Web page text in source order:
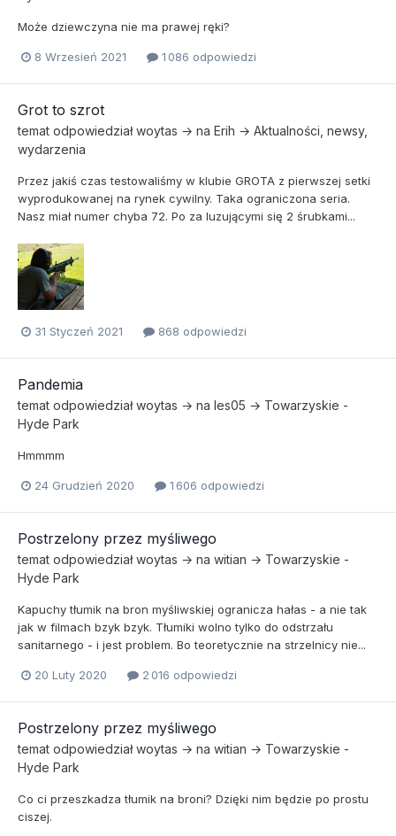
Może dziewczyna nie ma prawej ręki?
8 Wrzesień 2021 1 086 odpowiedzi
Grot to szrot
temat odpowiedziałwoytas → na Erih → Aktualności, newsy,
wydarzenia
Przez jakiś czas testowaliśmy w klubie GROTA z pierwszej setki
wyprodukowanej na rynek cywilny. Taka ograniczona seria.
Nasz miał numer chyba 72. Po za luzującymi się 2 śrubkami...
31 Styczeń 2021 868 odpowiedzi
Pandemia
temat odpowiedziałwoytas → na les05 → Towarzyskie -
Hyde Park
Hmmmm
24 Grudzień 2020 1 606 odpowiedzi
Postrzelony przez myśliwego
temat odpowiedziałwoytas → na witian → Towarzyskie -
Hyde Park
Kapuchy tłumik na bron myśliwskiej ogranicza hałas - a nie tak
jak w filmach bzyk bzyk. Tłumiki wolno tylko do odstrzału
sanitarnego - i jest problem. Bo teoretycznie na strzelnicy nie...
20 Luty 2020 2 016 odpowiedzi
Postrzelony przez myśliwego
temat odpowiedziałwoytas → na witian → Towarzyskie -
Hyde Park
Co ci przeszkadza tłumik na broni? Dzięki nim będzie po prostu
ciszej.